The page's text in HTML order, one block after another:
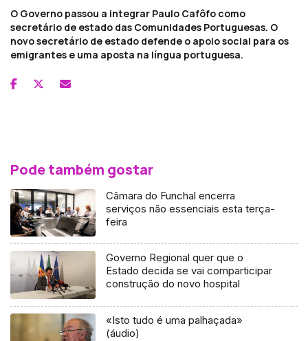
O Governo passou a integrar Paulo Cafôfo como
secretário de estado das Comunidades Portuguesas. O
novo secretário de estado defende o apoio social para os
emigrantes e uma aposta na língua portuguesa.
Pode também gostar
Câmara do Funchal encerra
serviços não essenciais esta terça-
feira
Governo Regional quer que o
Estado decida se vai comparticipar
construção do novo hospital
«Isto tudo é uma palhaçada»
(áudio)